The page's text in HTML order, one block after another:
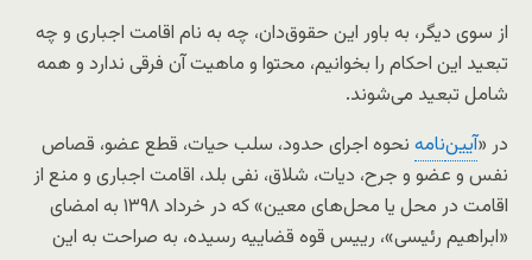
از سوی دیگر، به باور این حقوق‌دان، چه به نام اقامت اجباری و چه
تبعید این احکام را بخوانیم، محتوا و ماهیت آن فرقی ندارد و همه
شامل تبعید می‌شوند.
در «آییننامه نحوه اجرای حدود، سلب حیات، قطع عضو، قصاص
نفس و عضو و جرح، دیات، شلاق، نفی بلد، اقامت اجباری و منع از
اقامت در محل یا محل‌های معین» که در خرداد ۱۳۹۸ به امضای
«ابراهیم رئیسی»، رییس قوه قضاییه رسیده، به صراحت به این